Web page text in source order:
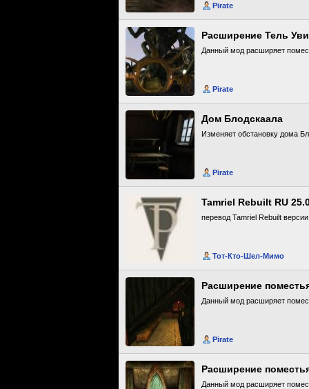
Pirate
Расширение Тель
Данный мод расширяет
Pirate
Дом Блодскаала
Изменяет обстановку дома
Pirate
Tamriel Rebuilt RU
перевод Tamriel Rebuilt
Тот-Кто-Шел-Мимо
Расширение
Данный мод расширяет
Pirate
Расширение
Данный мод расширяет